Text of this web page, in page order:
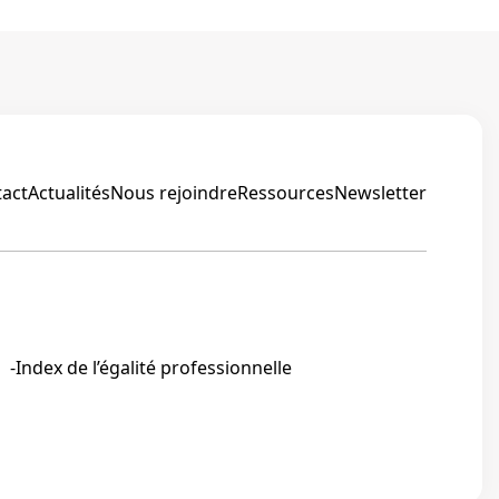
ActualitésNous rejoindreRessourcesNewsletter
Index de l’égalité professionnelle